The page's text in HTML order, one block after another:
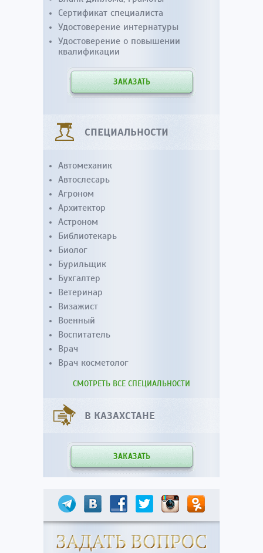
Сертификат специалиста
Удостоверение интернатуры
Удостоверение о повышении
квалификации
ЗАКАЗАТЬ
СПЕЦИАЛЬНОСТИ
Автомеханик
Автослесарь
Агроном
Архитектор
Астроном
Библиотекарь
Биолог
Бурильщик
Бухгалтер
Ветеринар
Визажист
Военный
Воспитатель
Врач
Врач косметолог
СМОТРЕТЬ ВСЕ СПЕЦИАЛЬНОСТИ
В КАЗАХСТАНЕ
ЗАКАЗАТЬ